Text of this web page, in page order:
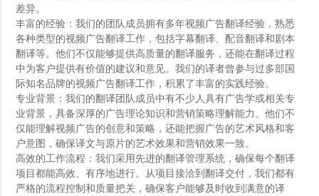
差异。
丰富的经验：我们的团队成员拥有多年视频广告翻译经验，熟悉
各种类型的视频广告翻译工作，包括字幕翻译、配音翻译和剧本
翻译等。他们不仅能够提供高质量的翻译服务，还能在翻译过程
中为客户提供有价值的建议和意见。我们的译者曾参与过多部国
际知名品牌的视频广告翻译工作，积累了丰富的实践经验。
专业背景：我们的翻译团队成员中有不少人具有广告学或相关专
业背景，具备深厚的广告理论知识和营销策略理解能力。他们不
仅能理解视频广告的创意和策略，还能把握广告的艺术风格和客
户意图，确保译文与原片的艺术效果和营销效果一致。
高效的工作流程：我们采用先进的翻译管理系统，确保每个翻译
项目都能高效、有序地进行。从项目接洽到翻译交付，我们都有
严格的流程控制和质量把关，确保客户能够及时收到满意的译